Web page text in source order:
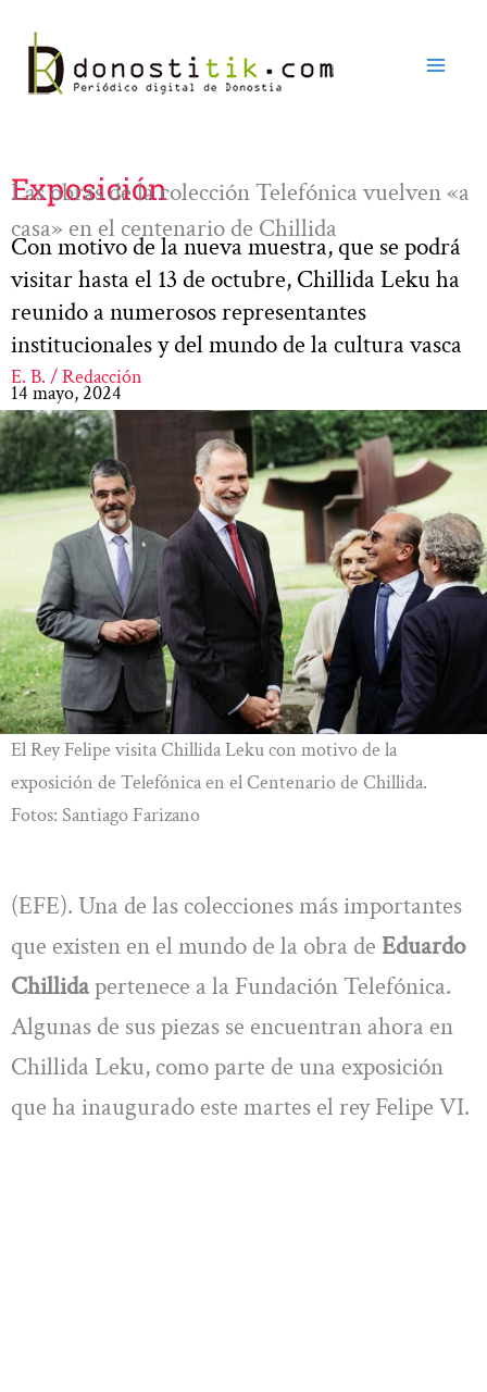
contenido
Exposición
Las obras de la colección Telefónica vuelven «a
casa» en el centenario de Chillida
Con motivo de la nueva muestra, que se podrá
visitar hasta el 13 de octubre, Chillida Leku ha
reunido a numerosos representantes
institucionales y del mundo de la cultura vasca
E. B. / Redacción
14 mayo, 2024
El Rey Felipe visita Chillida Leku con motivo de la
exposición de Telefónica en el Centenario de Chillida.
Fotos: Santiago Farizano
(EFE). Una de las colecciones más importantes
que existen en el mundo de la obra de Eduardo
Chillidapertenece a la Fundación Telefónica.
Algunas de sus piezas se encuentran ahora en
Chillida Leku, como parte de una exposición
que ha inaugurado este martes el rey Felipe VI.